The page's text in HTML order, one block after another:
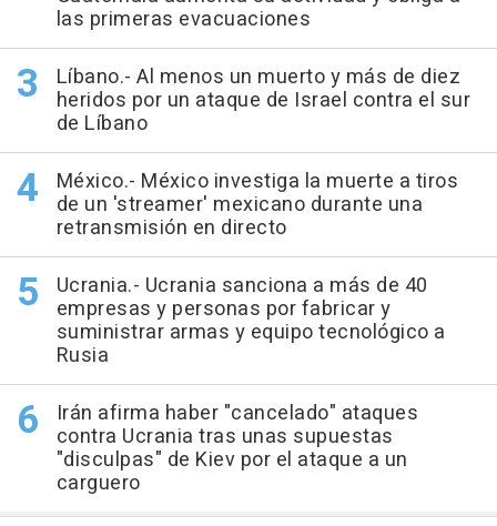
las primeras evacuaciones
Líbano.- Al menos un muerto y más de diez
heridos por un ataque de Israel contra el sur
de Líbano
México.- México investiga la muerte a tiros
de un 'streamer' mexicano durante una
retransmisión en directo
Ucrania.- Ucrania sanciona a más de 40
empresas y personas por fabricar y
suministrar armas y equipo tecnológico a
Rusia
Irán afirma haber "cancelado" ataques
contra Ucrania tras unas supuestas
"disculpas" de Kiev por el ataque a un
carguero